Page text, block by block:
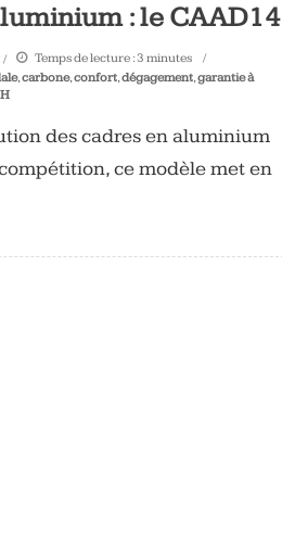
: le CAAD14
Temps de lecture :3 minutes
,carbone,confort,dégagement,garantie à
des cadres en aluminium
ce modèle met en